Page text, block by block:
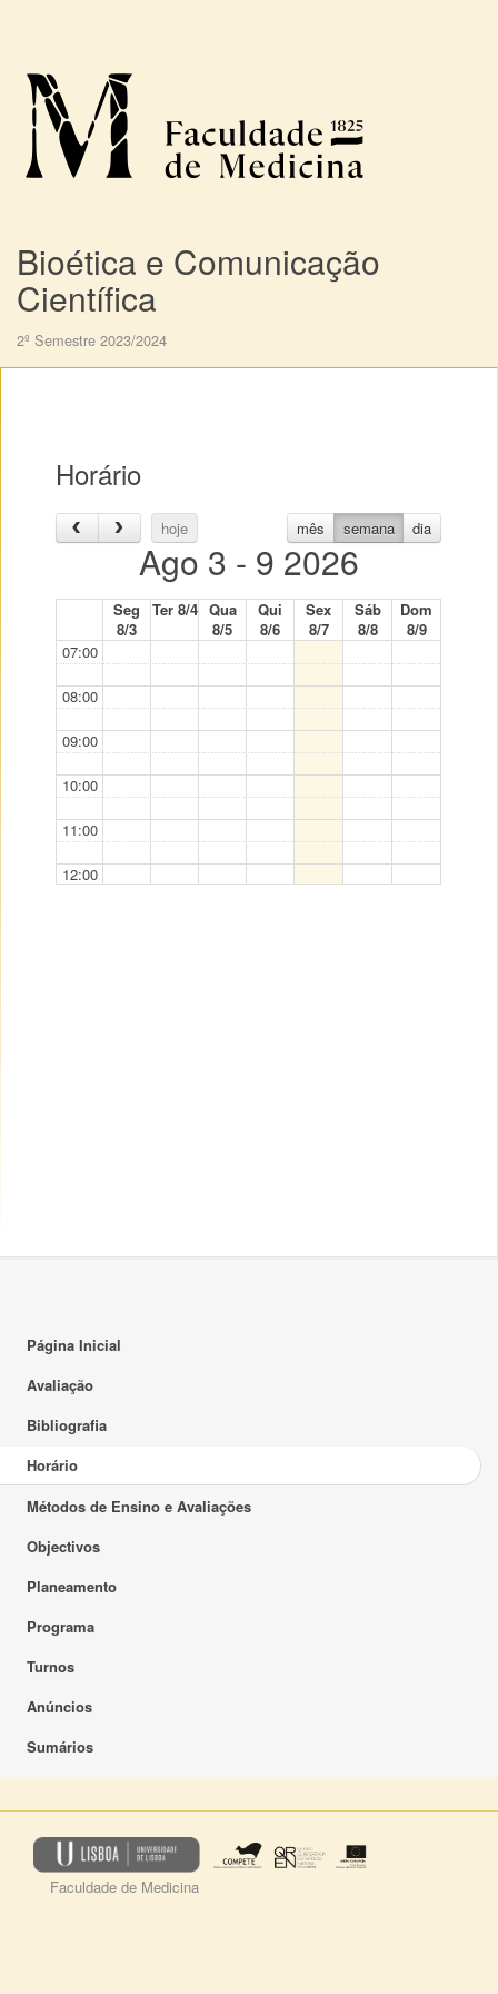
Bioética e Comunicação
Científica
2º Semestre 2023/2024
Horário
hoje mês semana dia
Ago 3 - 9 2026
Seg
8/3
Ter 8/4 Qua
8/5
Qui
8/6
Sex
8/7
Sáb
8/8
Dom
8/9
07:00
08:00
09:00
10:00
11:00
12:00
Página Inicial
Avaliação
Bibliografia
Horário
Métodos de Ensino e Avaliações
Objectivos
Planeamento
Programa
Turnos
Anúncios
Sumários
Faculdade de Medicina